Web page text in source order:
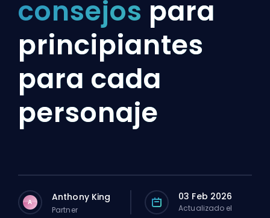
consejos para
principiantes
para cada
personaje
A Anthony King
Partner
03 Feb 2026
Actualizado el